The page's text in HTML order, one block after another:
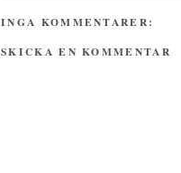
INGA KOMMENTARER:
SKICKA EN KOMMENTAR